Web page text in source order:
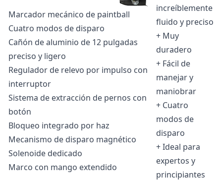
Marcador mecánico de paintball
Cuatro modos de disparo
Cañón de aluminio de 12 pulgadas
preciso y ligero
Regulador de relevo por impulso con
interruptor
Sistema de extracción de pernos con
botón
Bloqueo integrado por haz
Mecanismo de disparo magnético
Solenoide dedicado
Marco con mango extendido
increíblemente
fluido y preciso
+ Muy
duradero
+ Fácil de
manejar y
maniobrar
+ Cuatro
modos de
disparo
+ Ideal para
expertos y
principiantes